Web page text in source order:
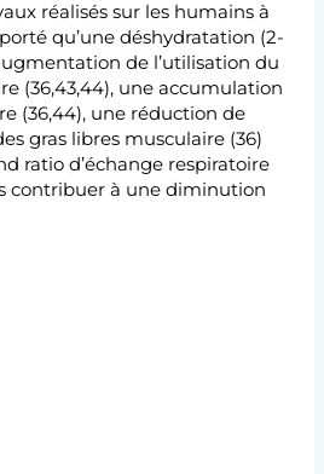
réalisés sur les humains à
qu’une déshydratation (2-
de l’utilisation du
(36,43,44), une accumulation
(36,44), une réduction de
gras libres musculaire (36)
ratio d’échange respiratoire
contribuer à une diminution